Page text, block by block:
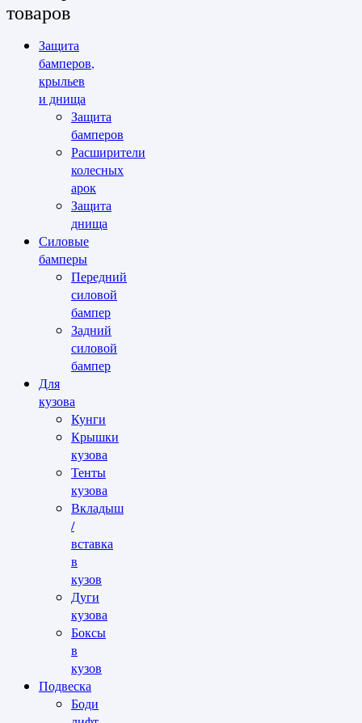
товаров
Защита
бамперов,
крыльев
и днища
Защита
бамперов
Расширители
колесных
арок
Защита
днища
Силовые
бамперы
Передний
силовой
бампер
Задний
силовой
бампер
Для
кузова
Кунги
Крышки
кузова
Тенты
кузова
Вкладыш
/
вставка
в
кузов
Дуги
кузова
Боксы
в
кузов
Подвеска
Боди